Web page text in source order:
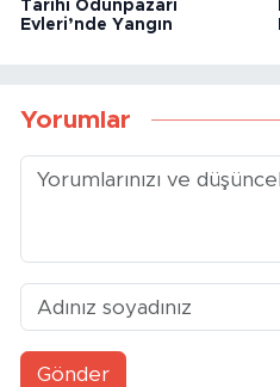
Tarihi Odunpazarı
Evleri’nde Yangın
Yorumlar
Gönder